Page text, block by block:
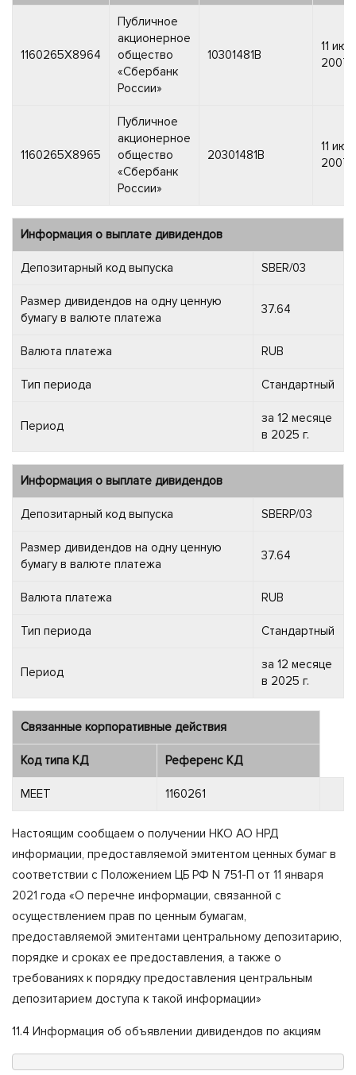
1160265X8964
Публичное
акционерное
общество
«Сбербанк
России»
10301481B
11
2007
1160265X8965
Публичное
акционерное
общество
«Сбербанк
России»
20301481B
11
2007
Информация о выплате дивидендов
Депозитарный код выпуска SBER/03
Размер дивидендов на одну ценную
бумагу в валюте платежа
37.64
Валюта платежа RUB
Тип периода Стандартный
Период
за 12 месяце
в 2025 г.
Информация о выплате дивидендов
Депозитарный код выпуска SBERP/03
Размер дивидендов на одну ценную
бумагу в валюте платежа
37.64
Валюта платежа RUB
Тип периода Стандартный
Период
за 12 месяце
в 2025 г.
Связанные корпоративные действия
Код типа КД Референс КД
MEET 1160261
Настоящим сообщаем о получении НКО АО НРД
информации, предоставляемой эмитентом ценных бумаг в
соответствии с Положением ЦБ РФ N 751-П от 11 января
2021 года «О перечне информации, связанной с
осуществлением прав по ценным бумагам,
предоставляемой эмитентами центральному депозитарию,
порядке и сроках ее предоставления, а также о
требованиях к порядку предоставления центральным
депозитарием доступа к такой информации»
11.4 Информация об объявлении дивидендов по акциям